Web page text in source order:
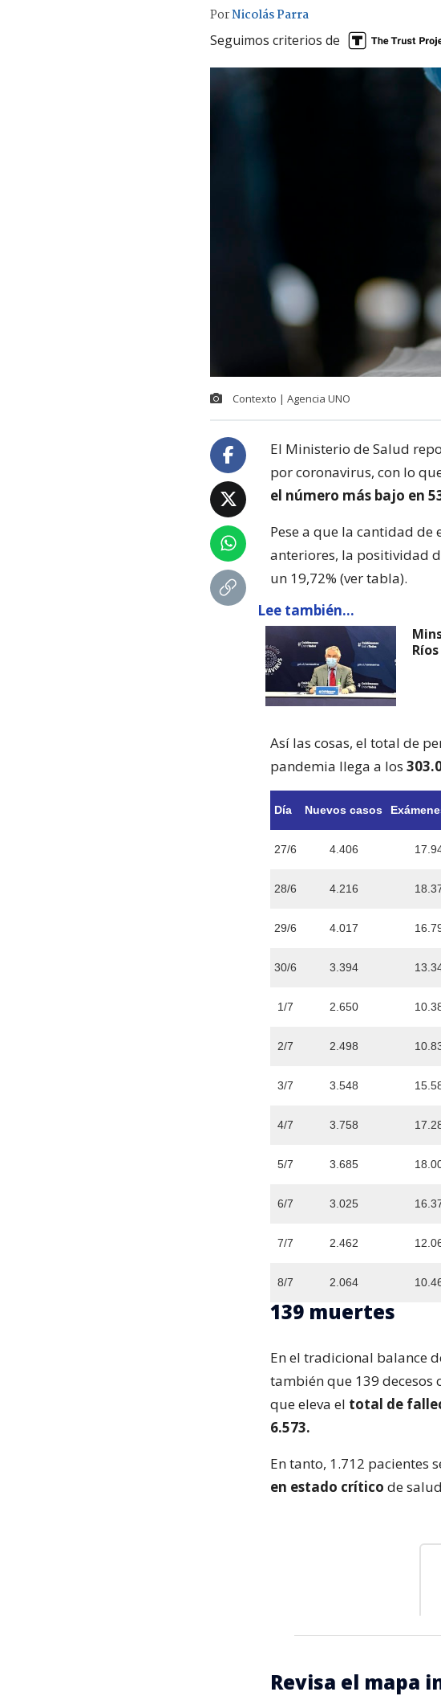
PorNicolás Parra
Seguimos criterios de
Contexto | Agencia UNO
El Ministerio de Salud
por coronavirus, con lo
el número más bajo en
Pese a que la cantidad de
anteriores, la positividad
un 19,72% (ver tabla).
Lee también...
Así las cosas, el total de
pandemia llega a los
Día Nuevos casos
27/6 4.406
28/6 4.216
29/6 4.017
30/6 3.394
1/7 2.650
2/7 2.498
3/7 3.548
4/7 3.758
5/7 3.685
6/7 3.025
7/7 2.462
8/7 2.064
139 muertes
En el tradicional balance
también que 139 decesos
que eleva el total de
6.573.
En tanto, 1.712 pacientes
en estado crítico de
Revisa el mapa